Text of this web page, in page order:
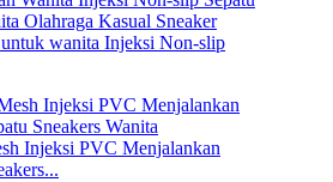
untuk wanita Injeksi Non-slip
Injeksi PVC Menjalankan